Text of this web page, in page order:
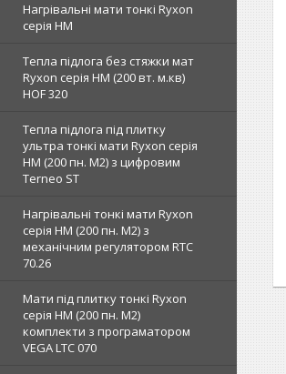
Нагрівальні мати тонкі Ryxon
серія НМ
Тепла підлога без стяжки мат
Ryxon серія НМ (200 вт. м.кв)
HOF 320
Тепла підлога під плитку
ультра тонкі мати Ryxon серія
НМ (200 пн. М2) з цифровим
Terneo ST
Нагрівальні тонкі мати Ryxon
серія НМ (200 пн. М2) з
механічним регулятором RTC
70.26
Мати під плитку тонкі Ryxon
серія НМ (200 пн. М2)
комплекти з програматором
VEGA LTC 070